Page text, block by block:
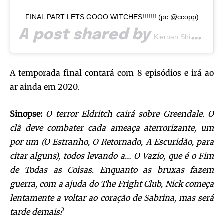
FINAL PART LETS GOOO WITCHES!!!!!!! (pc @ccopp)
A post shared by Kiernan Shipka
A temporada final contará com 8 episódios e irá ao
ar ainda em 2020.
Sinopse: O terror Eldritch cairá sobre Greendale. O
clã deve combater cada ameaça aterrorizante, um
por um (O Estranho, O Retornado, A Escuridão, para
citar alguns), todos levando a… O Vazio, que é o Fim
de Todas as Coisas. Enquanto as bruxas fazem
guerra, com a ajuda do The Fright Club, Nick começa
lentamente a voltar ao coração de Sabrina, mas será
tarde demais?